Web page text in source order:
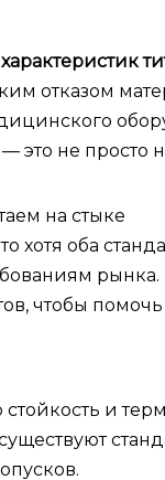
характеристик
отказом
— это не просто
на стыке
хотя оба
рынка.
чтобы
и